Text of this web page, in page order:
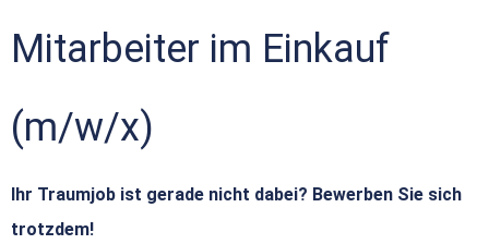
Mitarbeiter im Einkauf
(m/w/x)
Ihr Traumjob ist gerade nicht dabei? Bewerben Sie sich
trotzdem!